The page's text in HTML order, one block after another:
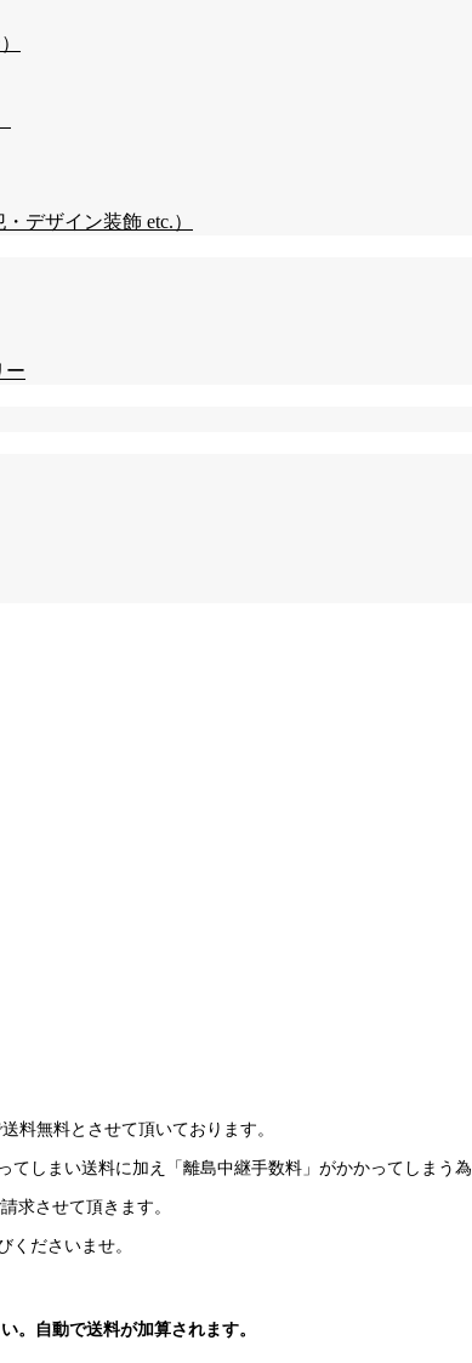
デザイン装飾 etc.）
ー
料無料とさせて頂いております。
てしまい送料に加え「離島中継手数料」がかかってしまう為
求させて頂きます。
くださいませ。
。自動で送料が加算されます。